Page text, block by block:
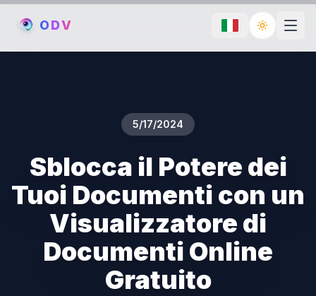
ODV Toggle
5/17/2024
Sblocca il Potere dei
Tuoi Documenti con un
Visualizzatore di
Documenti Online
Gratuito